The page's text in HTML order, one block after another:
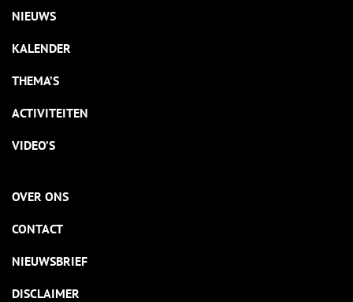
NIEUWS
KALENDER
THEMA’S
ACTIVITEITEN
VIDEO’S
OVER ONS
CONTACT
NIEUWSBRIEF
DISCLAIMER